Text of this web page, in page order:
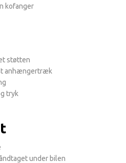
kofanger
støtten
anhængertræk
tryk
under bilen